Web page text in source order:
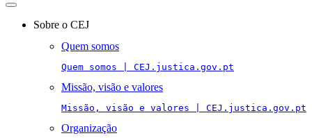
Toggle
navigationSobre o CEJ
Quem somos
Quem somos | CEJ.justica.gov.pt
Missão, visão e valores
Missão, visão e valores | CEJ.justica.gov.pt
Organização